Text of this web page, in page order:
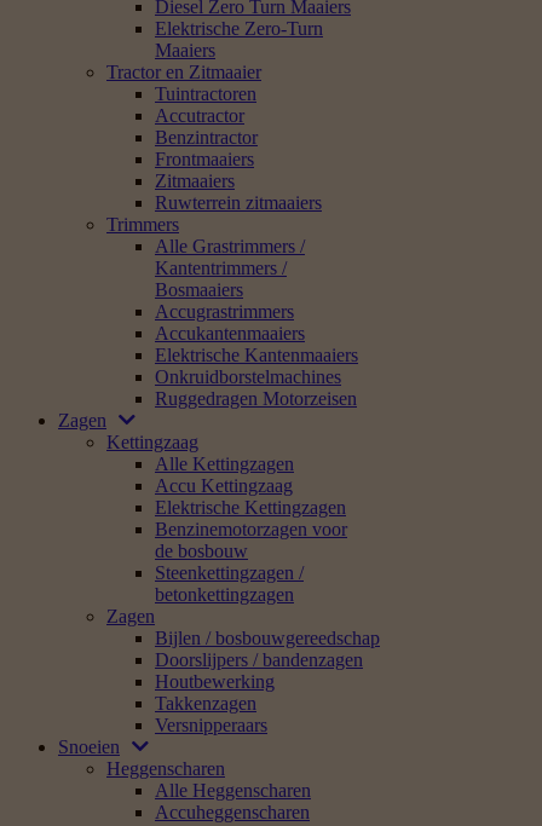
Diesel Zero Turn Maaiers
Elektrische Zero-Turn
Maaiers
Tractor en Zitmaaier
Tuintractoren
Accutractor
Benzintractor
Frontmaaiers
Zitmaaiers
Ruwterrein zitmaaiers
Trimmers
Alle Grastrimmers /
Kantentrimmers /
Bosmaaiers
Accugrastrimmers
Accukantenmaaiers
Elektrische Kantenmaaiers
Onkruidborstelmachines
Ruggedragen Motorzeisen
Zagen
Kettingzaag
Alle Kettingzagen
Accu Kettingzaag
Elektrische Kettingzagen
Benzinemotorzagen voor
de bosbouw
Steenkettingzagen /
betonkettingzagen
Zagen
Bijlen / bosbouwgereedschap
Doorslijpers / bandenzagen
Houtbewerking
Takkenzagen
Versnipperaars
Snoeien
Heggenscharen
Alle Heggenscharen
Accuheggenscharen